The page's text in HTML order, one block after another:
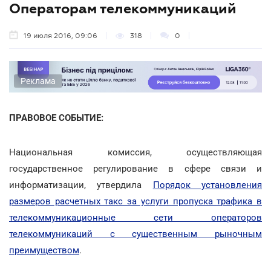
Операторам телекоммуникаций
19 июля 2016, 09:06 318 0
Реклама
ПРАВОВОЕ СОБЫТИЕ:
Национальная комиссия, осуществляющая
государственное регулирование в сфере связи и
информатизации, утвердила Порядок установления
размеров расчетных такс за услуги пропуска трафика в
телекоммуникационные сети операторов
телекоммуникаций с существенным рыночным
преимуществом.